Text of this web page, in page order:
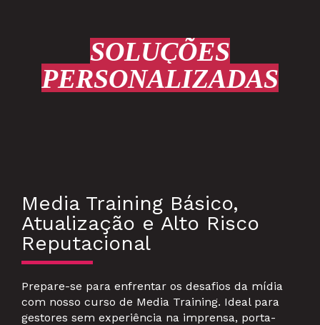
SOLUÇÕES
PERSONALIZADAS
Media Training Básico,
Atualização e Alto Risco
Reputacional
Prepare-se para enfrentar os desafios da mídia
com nosso curso de Media Training. Ideal para
gestores sem experiência na imprensa, porta-